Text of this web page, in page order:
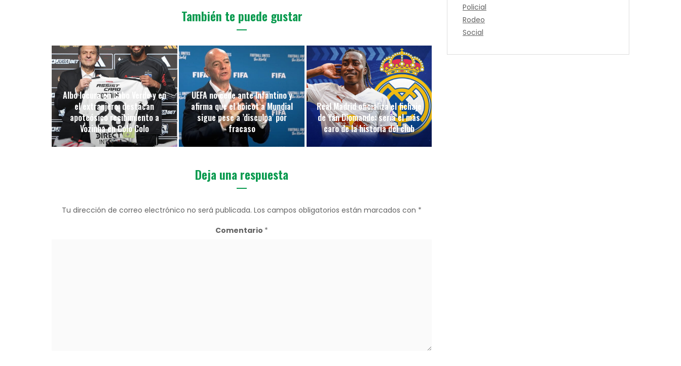
También te puede gustar
Albo locura en Cabo Verde y en
el extranjero: destacan
apoteósico recibimiento a
Vozinha en Colo Colo
UEFA no cede ante Infantino y
afirma que el boicot a Mundial
sigue pese a ’disculpa’ por
fracaso
Real Madrid oficializa el fichaje
de Yan Diomande: sería el más
caro de la historia del club
Deja una respuesta
Tu dirección de correo electrónico no será publicada. Los campos obligatorios están marcados con *
Comentario *
Policial
Rodeo
Social